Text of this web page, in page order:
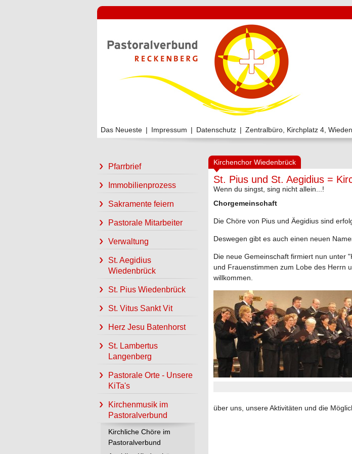
Das Neueste | Impressum | Datenschutz | Zentralbüro, Kirchplatz 4,
Pfarrbrief
Immobilienprozess
Sakramente feiern
Pastorale Mitarbeiter
Verwaltung
St. Aegidius
Wiedenbrück
St. Pius Wiedenbrück
St. Vitus Sankt Vit
Herz Jesu Batenhorst
St. Lambertus
Langenberg
Pastorale Orte - Unsere
KiTa's
Kirchenmusik im
Pastoralverbund
Kirchliche Chöre im
Pastoralverbund
Kirchenchor Wiedenbrück
St. Pius und St. Aegidius =
Wenn du singst, sing nicht allein...!
Chorgemeinschaft
Die Chöre von Pius und Äegidius sind
Deswegen gibt es auch einen neuen
Die neue Gemeinschaft firmiert nun unter
und Frauenstimmen zum Lobe des Herrn
willkommen.
über uns, unsere Aktivitäten und die